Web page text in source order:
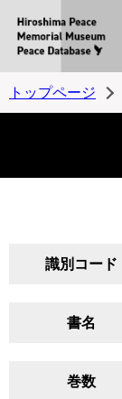
トップページ
識別コード
書名
巻数